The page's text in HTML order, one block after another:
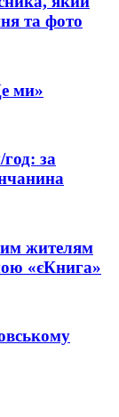
та фото
ми»
за
жителям
«єКнига»